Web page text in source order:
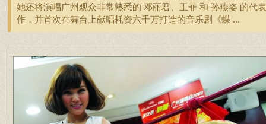
她还将演唱广州观众非常熟悉的 邓丽君、王菲 和 孙燕姿 的代表
作，并首次在舞台上献唱耗资六千万打造的音乐剧《蝶 ...